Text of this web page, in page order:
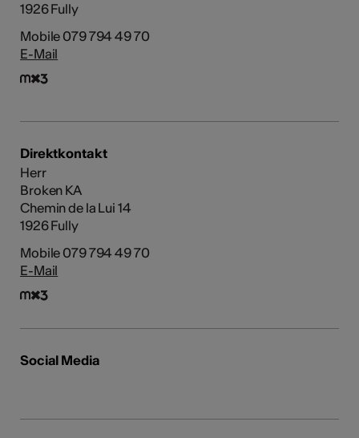
1926 Fully
Mobile 079 794 49 70
E-Mail
Direktkontakt
Herr
Broken KA
Chemin de la Lui 14
1926 Fully
Mobile 079 794 49 70
E-Mail
Social Media